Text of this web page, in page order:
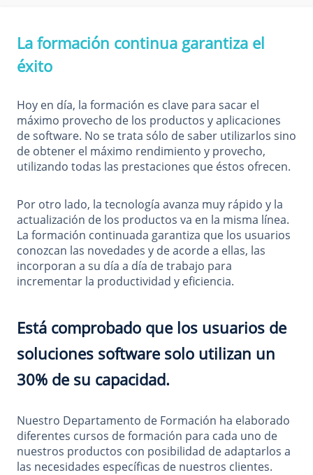
La formación continua garantiza el
éxito
Hoy en día, la formación es clave para sacar el
máximo provecho de los productos y aplicaciones
de software. No se trata sólo de saber utilizarlos sino
de obtener el máximo rendimiento y provecho,
utilizando todas las prestaciones que éstos ofrecen.
Por otro lado, la tecnología avanza muy rápido y la
actualización de los productos va en la misma línea.
La formación continuada garantiza que los usuarios
conozcan las novedades y de acorde a ellas, las
incorporan a su día a día de trabajo para
incrementar la productividad y eficiencia.
Está comprobado que los usuarios de
soluciones software solo utilizan un
30% de su capacidad.
Nuestro Departamento de Formación ha elaborado
diferentes cursos de formación para cada uno de
nuestros productos con posibilidad de adaptarlos a
las necesidades específicas de nuestros clientes.